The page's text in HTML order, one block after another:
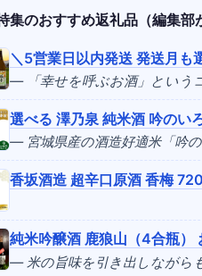
集のおすすめ返礼品（編集部
＼5営業日以内発送 発送月も
— 「幸せを呼ぶお酒」という
選べる 澤乃泉 純米酒 吟のい
— 宮城県産の酒造好適米「吟
香坂酒造 超辛口原酒 香梅
純米吟醸酒 鹿狼山（4合瓶）
— 米の旨味を引き出しながら